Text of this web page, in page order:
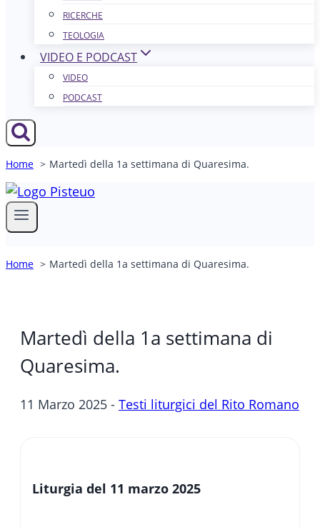
RICERCHE
TEOLOGIA
VIDEO E PODCAST
VIDEO
PODCAST
Home Martedì della 1a settimana di Quaresima.
Home Martedì della 1a settimana di Quaresima.
Martedì della 1a settimana di
Quaresima.
11 Marzo 2025 - Testi liturgici del Rito Romano
Liturgia del 11 marzo 2025